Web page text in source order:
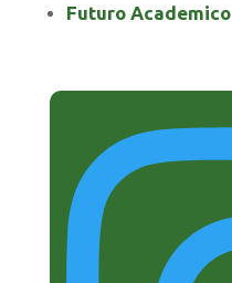
Futuro Academico